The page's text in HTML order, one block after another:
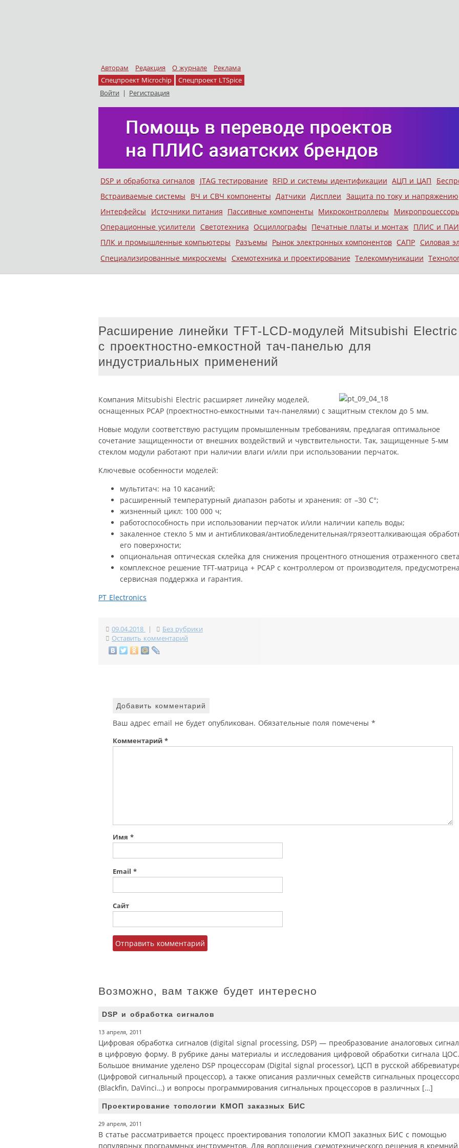
Авторам Редакция О журнале
Реклама
Спецпроект Microchip
Спецпроект LTSpice
Войти | Регистрация
Меню
Skip to content
DSP и обработка сигналов JTAG тестирование RFID и системы идентификации АЦП и ЦАП
Встраиваемые системы
ВЧ и СВЧ компоненты Датчики Дисплеи Защита по току и напряжению
Интерфейсы
Источники питания Пассивные компоненты Микроконтроллеры
Операционные усилители
Светотехника Осциллографы Печатные платы и монтаж ПЛИС и
ПЛК и промышленные компьютеры
Разъемы Рынок электронных компонентов САПР Силовая
Специализированные микросхемы
Схемотехника и проектирование Телекоммуникации
Расширение линейки TFT-LCD-модулей Mitsubishi Electric
с проектностно-емкостной тач-панелью для
индустриальных применений
Компания Mitsubishi Electric расширяет линейку моделей,
оснащенных PCAP (проектностно-емкостными тач-панелями) с защитным стеклом до 5 мм.
Новые модули соответствую растущим промышленным требованиям, предлагая оптимальное
сочетание защищенности от внешних воздействий и чувствительности. Так, защищенные 5-мм
стеклом модули работают при наличии влаги и/или при использовании перчаток.
Ключевые особенности моделей:
мультитач: на 10 касаний;
расширенный температурный диапазон работы и хранения: от –30 С°;
жизненный цикл: 100 000 ч;
работоспособность при использовании перчаток и/или наличии капель воды;
закаленное стекло 5 мм и антибликовая/антиобледенительная/грязеотталкивающая
его поверхности;
опциональная оптическая склейка для снижения процентного отношения отраженного
комплексное решение TFT-матрица + PCAP с контроллером от производителя, предусмотрена
сервисная поддержка и гарантия.
PT Electronics
09.04.2018 |
Без рубрики
Оставить комментарий
Добавить комментарий
Ваш адрес email не будет опубликован. Обязательные поля помечены *
Комментарий *
Имя *
Email *
Сайт
Возможно, вам также будет интересно
DSP и обработка сигналов
13 апреля, 2011
Цифровая обработка сигналов (digital signal processing, DSP) — преобразование аналоговых
в цифровую форму. В рубрике даны материалы и исследования цифровой обработки сигнала ЦОС.
Большое внимание уделено DSP процессорам (Digital signal processor), ЦСП в русской
(Цифровой сигнальный процессор), а также описания различных семейств сигнальных
(Blackfin, DaVinci…) и вопросы программирования сигнальных процессоров в различных […]
Проектирование топологии КМОП заказных БИС
29 апреля, 2011
В статье рассматривается процесс проектирования топологии КМОП заказных БИС с помощью
популярных программных инструментов. Для воплощения схемотехнического решения в кремний